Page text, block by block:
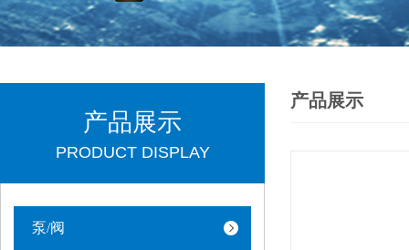
产品展示
PRODUCT DISPLAY
泵/阀
产品展示